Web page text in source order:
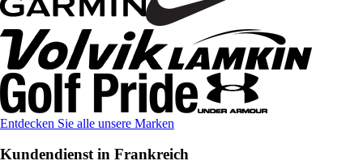
Entdecken Sie alle unsere Marken
Kundendienst in Frankreich